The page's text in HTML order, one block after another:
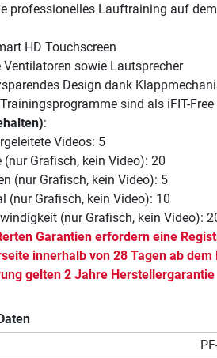
professionelles Lauftraining auf
HD Touchscreen
Ventilatoren sowie Lautsprecher
Design dank
sind als iFIT-
:
Videos: 5
(nur Grafisch, kein Video): 20
(nur Grafisch, kein Video): 5
(nur Grafisch, kein Video): 10
(nur Grafisch, kein Video):
Garantien erfordern eine
innerhalb von 28 Tagen ab
gelten 2 Jahre Herstellergarantie